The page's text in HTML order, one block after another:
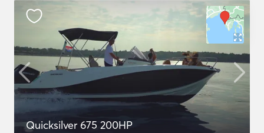
Quicksilver 675 200HP